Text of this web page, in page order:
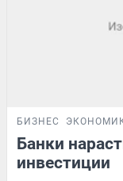
БИЗНЕС
Банки
инвестиции